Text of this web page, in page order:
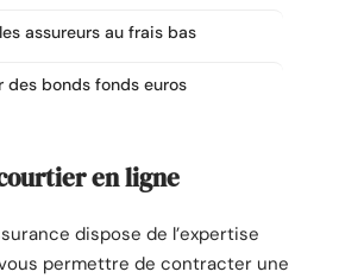
assureurs au frais bas
des bonds fonds euros
en ligne
dispose de l’expertise
permettre de contracter une